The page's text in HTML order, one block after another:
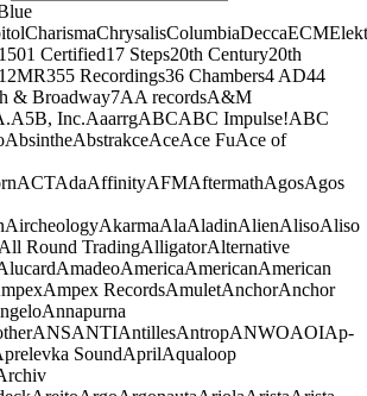
CharismaChrysalisColumbiaDeccaECM
1501 Certified17 Steps20th Century20th
2MR355 Recordings36 Chambers4 AD44
& Broadway7AA recordsA&M
A5B, Inc.AaarrgABCABC Impulse!ABC
AbsintheAbstrakceAceAce FuAce of
ACTAdaAffinityAFMAftermathAgosAgos
AircheologyAkarmaAlaAladinAlienAlisoAliso
All Round TradingAlligatorAlternative
AmadeoAmericaAmericanAmerican
Ampex RecordsAmuletAnchorAnchor
Annapurna
ANSANTIAntillesAntropANWOAOIAp-
SoundAprilAqualoop